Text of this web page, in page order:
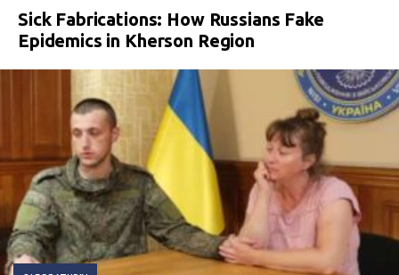
Sick Fabrications: How Russians Fake
Epidemics in Kherson Region